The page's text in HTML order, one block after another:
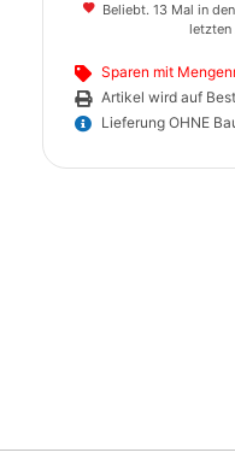
Beliebt. 13 Mal in
letzten
Sparen mit
Artikel wird auf
Lieferung OHNE